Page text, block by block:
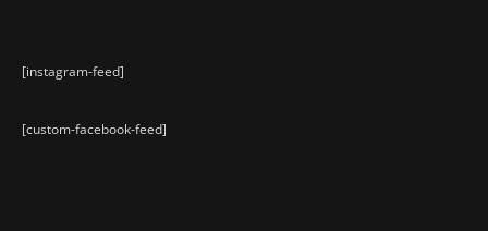
[instagram-feed]
[custom-facebook-feed]